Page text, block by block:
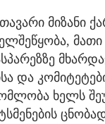
მიზანი
მათი
და
ხელს